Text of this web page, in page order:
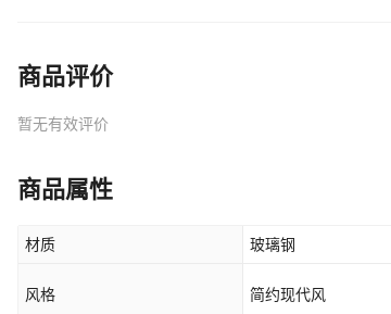
商品评价
暂无有效评价
商品属性
材质 玻璃钢
风格 简约现代风